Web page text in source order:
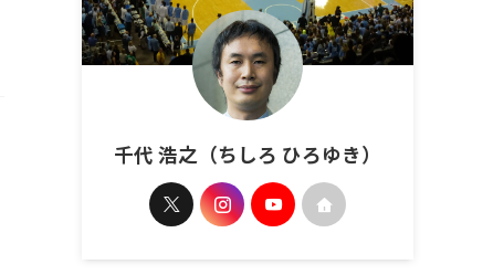
千代 浩之（ちしろ ひろゆき）